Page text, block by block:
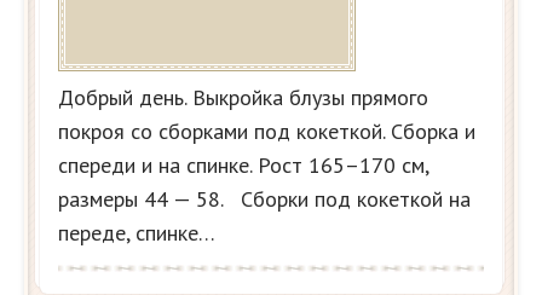
Добрый день. Выкройка блузы прямого
покроя со сборками под кокеткой. Сборка и
спереди и на спинке. Рост 165–170 см,
размеры 44 — 58. Сборки под кокеткой на
переде, спинке…